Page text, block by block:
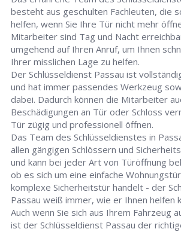
besteht aus geschulten Fachleuten, die
helfen, wenn Sie Ihre Tür nicht mehr
Mitarbeiter sind Tag und Nacht
umgehend auf Ihren Anruf, um Ihnen
Ihrer misslichen Lage zu helfen.
Der Schlüsseldienst Passau ist
und hat immer passendes Werkzeug
dabei. Dadurch können die Mitarbeiter
Beschädigungen an Tür oder Schloss
Tür zügig und professionell öffnen.
Das Team des Schlüsseldienstes in
allen gängigen Schlössern und
und kann bei jeder Art von Türöffnung
ob es sich um eine einfache
komplexe Sicherheitstür handelt - der
Passau weiß immer, wie er Ihnen helfen
Auch wenn Sie sich aus Ihrem Fahrzeug
ist der Schlüsseldienst Passau der